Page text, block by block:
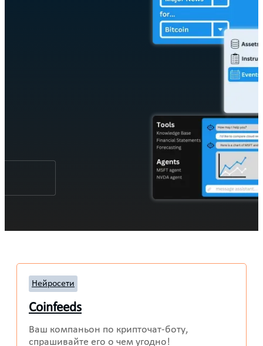
Нейросети
Coinfeeds
Ваш компаньон по крипточат-боту,
спрашивайте его о чем угодно!